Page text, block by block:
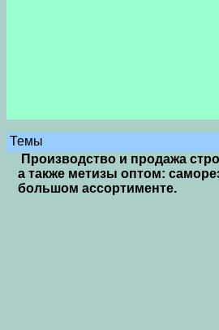
Темы
Производство и продажа
а также метизы оптом:
большом ассортименте.